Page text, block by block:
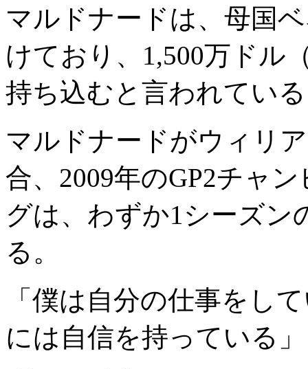
マルドナードは、母国
けており、1,500万ドル
持ち込むと言われてい
マルドナードがウィリ
合、2009年のGP2チャ
グは、わずか1シーズン
る。
「僕は自分の仕事をし
には自信を持っている」